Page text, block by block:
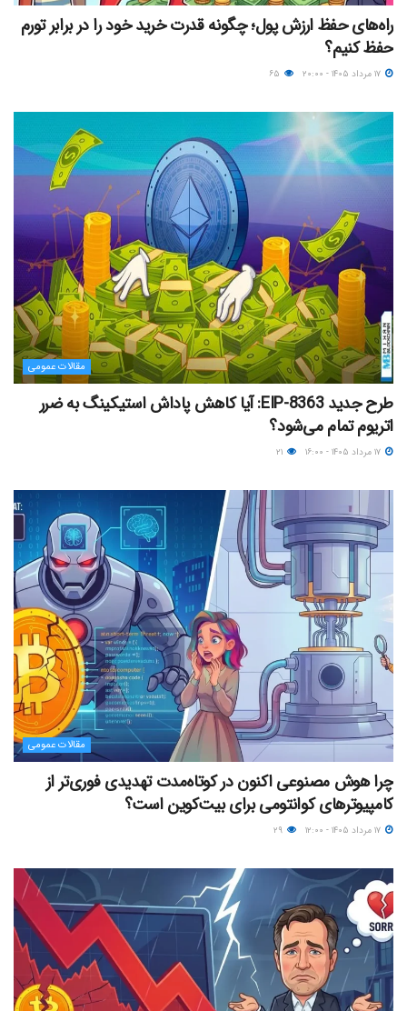
راه‌های حفظ ارزش پول؛ چگونه قدرت خرید خود را در برابر تورم
حفظ کنیم؟
مقالات عمومی
طرح جدید EIP-8363: آیا کاهش پاداش استیکینگ به ضرر
اتریوم تمام می‌شود؟
مقالات عمومی
چرا هوش مصنوعی اکنون در کوتاه‌مدت تهدیدی فوری‌تر از
کامپیوترهای کوانتومی برای بیت‌کوین است؟